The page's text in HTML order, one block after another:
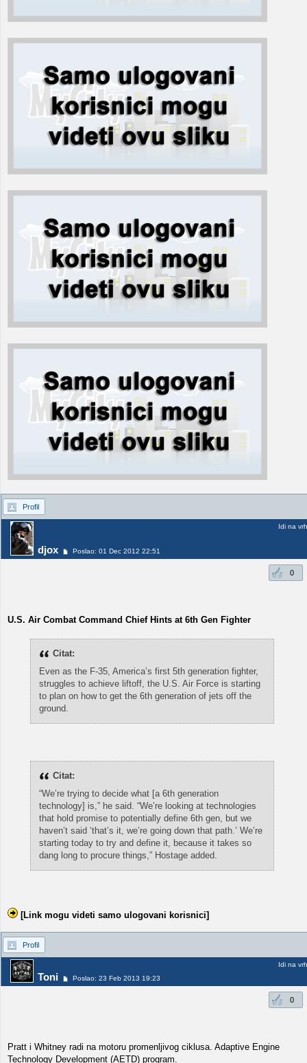
Profil
djox Poslao: 01 Dec 2012 22:51
Idi na vrh
0
U.S. Air Combat Command Chief Hints at 6th Gen Fighter
Citat:
Even as the F-35, America’s first 5th generation fighter,
struggles to achieve liftoff, the U.S. Air Force is starting
to plan on how to get the 6th generation of jets off the
ground.
Citat:
“We’re trying to decide what [a 6th generation
technology] is,” he said. “We’re looking at technologies
that hold promise to potentially define 6th gen, but we
haven’t said ‘that’s it, we’re going down that path.’ We’re
starting today to try and define it, because it takes so
dang long to procure things,” Hostage added.
[Link mogu videti samo ulogovani korisnici]
Profil
Toni Poslao: 23 Feb 2013 19:23
Idi na vrh
0
Pratt i Whitney radi na motoru promenljivog ciklusa. Adaptive Engine
Technology Development (AETD) program.